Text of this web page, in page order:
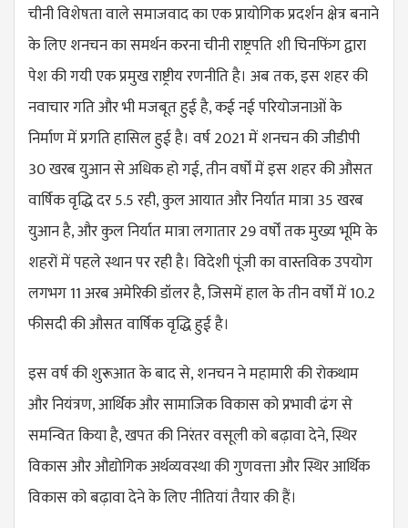
चीनी विशेषता वाले समाजवाद का एक प्रायोगिक प्रदर्शन क्षेत्र बनाने
के लिए शनचन का समर्थन करना चीनी राष्ट्रपति शी चिनफिंग द्वारा
पेश की गयी एक प्रमुख राष्ट्रीय रणनीति है। अब तक, इस शहर की
नवाचार गति और भी मजबूत हुई है, कई नई परियोजनाओं के
निर्माण में प्रगति हासिल हुई है। वर्ष 2021 में शनचन की जीडीपी
30 खरब युआन से अधिक हो गई, तीन वर्षों में इस शहर की औसत
वार्षिक वृद्धि दर 5.5 रही, कुल आयात और निर्यात मात्रा 35 खरब
युआन है, और कुल निर्यात मात्रा लगातार 29 वर्षों तक मुख्य भूमि के
शहरों में पहले स्थान पर रही है। विदेशी पूंजी का वास्तविक उपयोग
लगभग 11 अरब अमेरिकी डॉलर है, जिसमें हाल के तीन वर्षों में 10.2
फीसदी की औसत वार्षिक वृद्धि हुई है।
इस वर्ष की शुरूआत के बाद से, शनचन ने महामारी की रोकथाम
और नियंत्रण, आर्थिक और सामाजिक विकास को प्रभावी ढंग से
समन्वित किया है, खपत की निरंतर वसूली को बढ़ावा देने, स्थिर
विकास और औद्योगिक अर्थव्यवस्था की गुणवत्ता और स्थिर आर्थिक
विकास को बढ़ावा देने के लिए नीतियां तैयार की हैं।